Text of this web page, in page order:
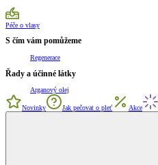
Péče o vlasy
S čím vám pomůžeme
Regenerace
Řady a účinné látky
Arganový olej
Novinky Jak pečovat o pleť Akce